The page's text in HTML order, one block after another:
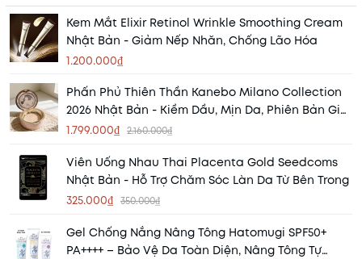
Kem Mắt Elixir Retinol Wrinkle Smoothing Cream
Nhật Bản - Giảm Nếp Nhăn, Chống Lão Hóa
1.200.000₫
Phấn Phủ Thiên Thần Kanebo Milano Collection
2026 Nhật Bản - Kiềm Dầu, Mịn Da, Phiên Bản Giới
Hạn
1.799.000₫ 2.160.000₫
Viên Uống Nhau Thai Placenta Gold Seedcoms
Nhật Bản - Hỗ Trợ Chăm Sóc Làn Da Từ Bên Trong
325.000₫ 350.000₫
Gel Chống Nắng Nâng Tông Hatomugi SPF50+
PA++++ – Bảo Vệ Da Toàn Diện, Nâng Tông Tự